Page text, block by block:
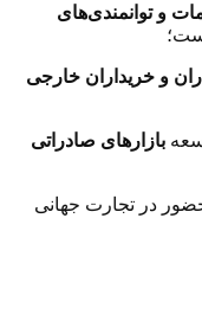
و توانمندی‌های
و خریداران خارجی
بازارهای صادراتی
در تجارت جهانی